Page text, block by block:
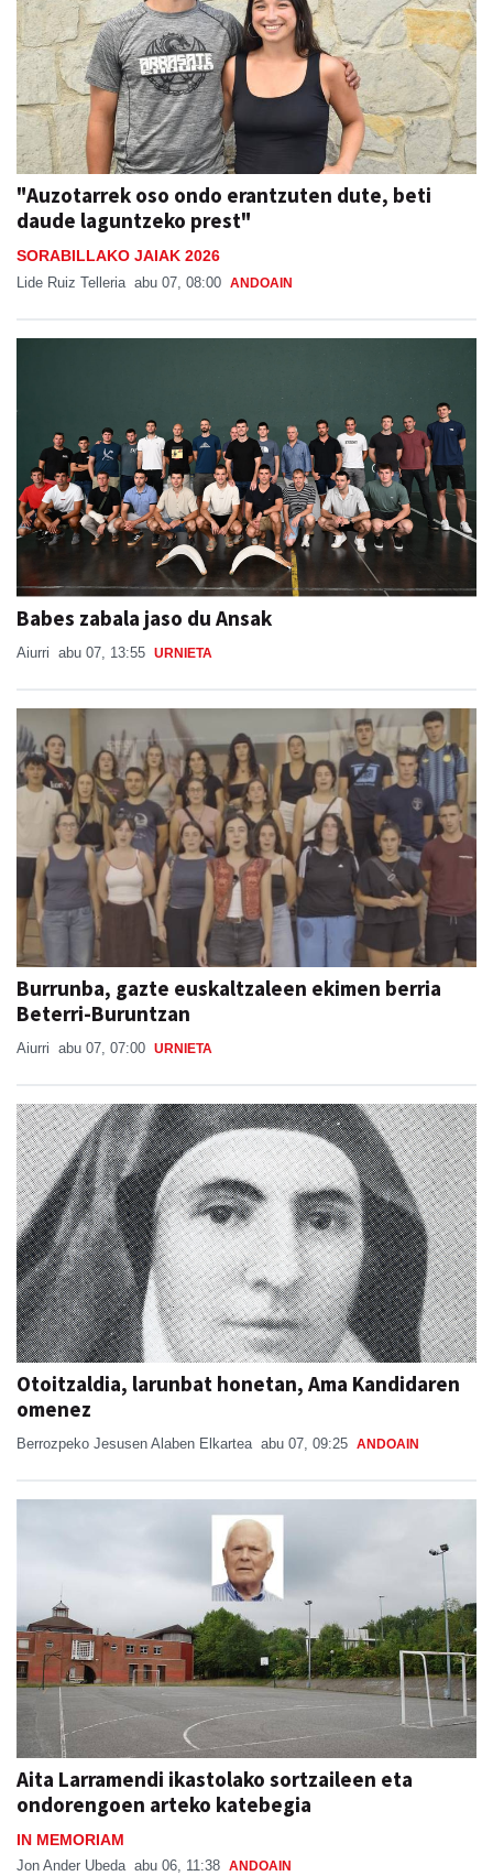
"Auzotarrek oso ondo erantzuten dute, beti
daude laguntzeko prest"
SORABILLAKO JAIAK 2026
Lide Ruiz Telleria abu 07, 08:00 ANDOAIN
Babes zabala jaso du Ansak
Aiurri abu 07, 13:55 URNIETA
Burrunba, gazte euskaltzaleen ekimen berria
Beterri-Buruntzan
Aiurri abu 07, 07:00 URNIETA
Otoitzaldia, larunbat honetan, Ama Kandidaren
omenez
Berrozpeko Jesusen Alaben Elkartea abu 07, 09:25 ANDOAIN
Aita Larramendi ikastolako sortzaileen eta
ondorengoen arteko katebegia
IN MEMORIAM
Jon Ander Ubeda abu 06, 11:38 ANDOAIN